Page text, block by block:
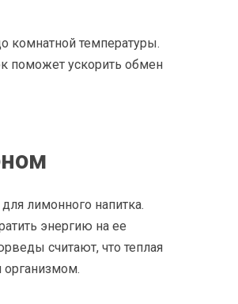
комнатной температуры.
поможет ускорить обмен
лимонного напитка.
энергию на ее
считают, что теплая
организмом.